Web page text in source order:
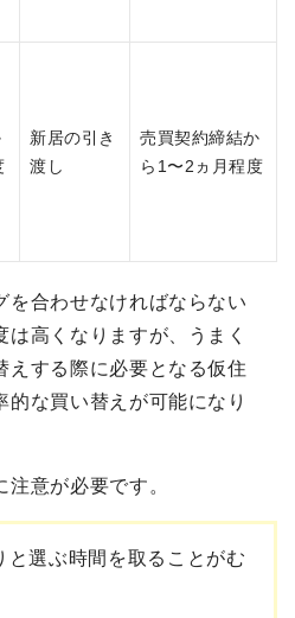
新居の引き
渡し
売買契約締結か
ら1〜2ヵ月程度
を合わせなければならない
高くなりますが、うまく
えする際に必要となる仮住
的な買い替えが可能になり
意が必要です。
と選ぶ時間を取ることがむ